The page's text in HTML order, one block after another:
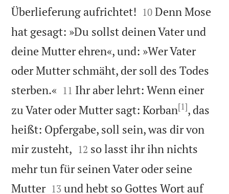
Überlieferung aufrichtet! 

10 Denn Mose
hat gesagt: »Du sollst deinen Vater und
deine Mutter ehren«, und: »Wer Vater
oder Mutter schmäht, der soll des Todes
sterben.« 

11 Ihr aber lehrt: Wenn einer
zu Vater oder Mutter sagt: Korban[1], das
heißt: Opfergabe, soll sein, was dir von
mir zusteht, 

12 so lasst ihr ihn nichts
mehr tun für seinen Vater oder seine
Mutter
13 und hebt so Gottes Wort auf